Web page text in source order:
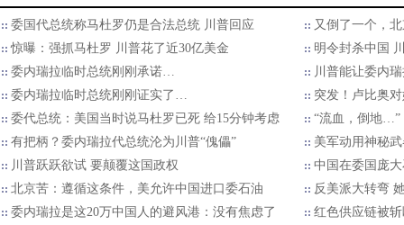
委国代总统称马杜罗仍是合法总统 川普回应
又倒了一个，
惊曝：强抓马杜罗 川普花了近30亿美金
明令封杀中国
委内瑞拉临时总统刚刚承诺…
川普能让委内
委内瑞拉临时总统刚刚证实了…
突发！卢比奥
委代总统：美国当时说马杜罗已死 给15分钟考虑
“流血，倒地…”
有把柄？委内瑞拉代总统沦为川普“傀儡”
美军动用神秘
川普跃跃欲试 要颠覆这国政权
中国在委国庞
北京苦：遵循这条件，美允许中国进口委石油
反美派大转弯
委内瑞拉是这20万中国人的避风港：没有焦虑了
红色供应链被